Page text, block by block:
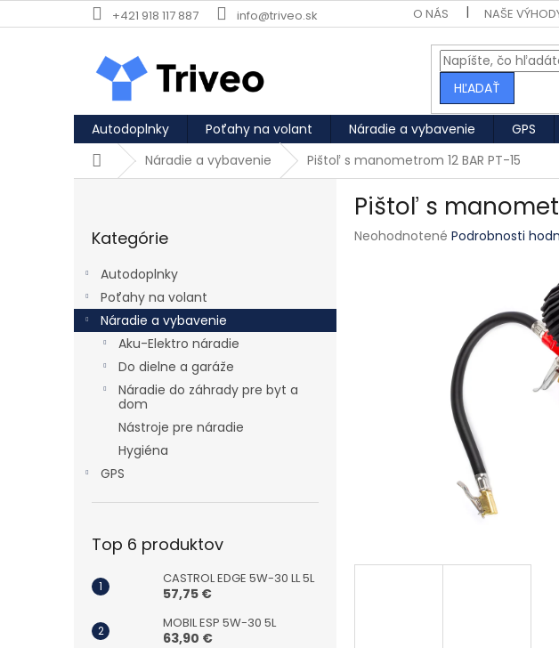
Prejsť na obsah +421 918 117 887 info@triveo.sk O NÁS NAŠE
HĽADAŤ
Autodoplnky Poťahy na volant Náradie a vybavenie GPS
DomovNáradie a vybavenie Pištoľ s manometrom 12 BAR PT-15
Kategórie
Autodoplnky
Poťahy na volant
Náradie a vybavenie
Aku-Elektro náradie
Do dielne a garáže
Náradie do záhrady pre byt a
dom
Nástroje pre náradie
Hygiéna
GPS
Top 6 produktov
CASTROL EDGE 5W-30 LL 5L
57,75 €
MOBIL ESP 5W-30 5L
63,90 €
Pištoľ s
Priemerné hodnotenie produktu
Neohodnotené Podrobnosti